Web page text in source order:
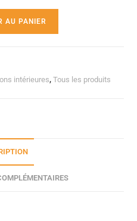
AU PANIER
intérieures,Tous les produits